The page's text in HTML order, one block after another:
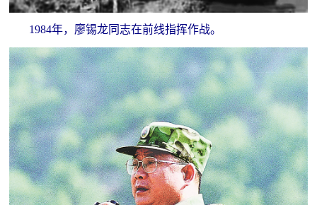
1984年，廖锡龙同志在前线指挥作战。